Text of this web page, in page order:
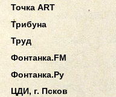
Точка ART
Трибуна
Труд
Фонтанка.FM
Фонтанка.Ру
ЦДИ, г. Псков